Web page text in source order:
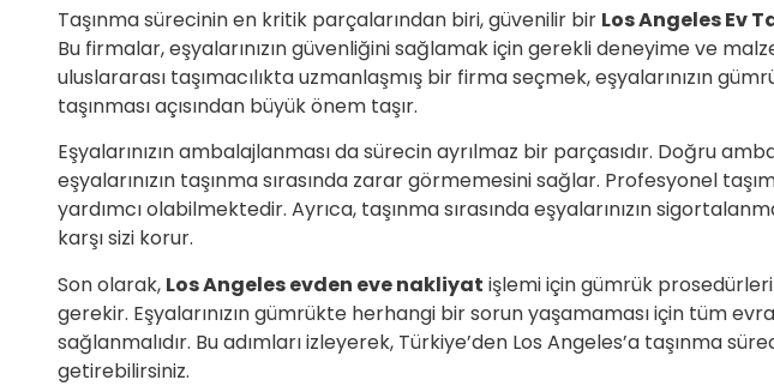
Taşınma sürecinin en kritik parçalarından biri, güvenilir bir Los Angeles Ev
Bu firmalar, eşyalarınızın güvenliğini sağlamak için gerekli deneyime ve
uluslararası taşımacılıkta uzmanlaşmış bir firma seçmek, eşyalarınızın
taşınması açısından büyük önem taşır.
Eşyalarınızın ambalajlanması da sürecin ayrılmaz bir parçasıdır. Doğru
eşyalarınızın taşınma sırasında zarar görmemesini sağlar. Profesyonel
yardımcı olabilmektedir. Ayrıca, taşınma sırasında eşyalarınızın
karşı sizi korur.
Son olarak, Los Angeles evden eve nakliyat işlemi için gümrük
gerekir. Eşyalarınızın gümrükte herhangi bir sorun yaşamaması için tüm
sağlanmalıdır. Bu adımları izleyerek, Türkiye’den Los Angeles’a taşınma
getirebilirsiniz.